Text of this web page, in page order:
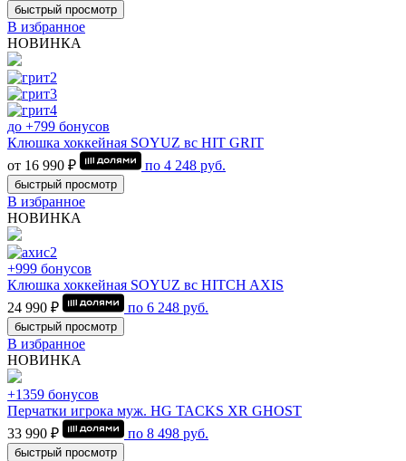
быстрый просмотр
В избранное
НОВИНКА
до +799 бонусов
Клюшка хоккейная SOYUZ вс HIT GRIT
от 16 990 ₽
по 4 248 руб.
быстрый просмотр
В избранное
НОВИНКА
+999 бонусов
Клюшка хоккейная SOYUZ вс HITCH AXIS
24 990 ₽
по 6 248 руб.
быстрый просмотр
В избранное
НОВИНКА
+1359 бонусов
Перчатки игрока муж. HG TACKS XR GHOST
33 990 ₽
по 8 498 руб.
быстрый просмотр